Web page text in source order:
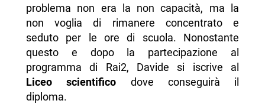
problema non era la non capacità, ma la
non voglia di rimanere concentrato e
seduto per le ore di scuola. Nonostante
questo e dopo la partecipazione al
programma di Rai2, Davide si iscrive al
Liceo scientifico dove conseguirà il
diploma.